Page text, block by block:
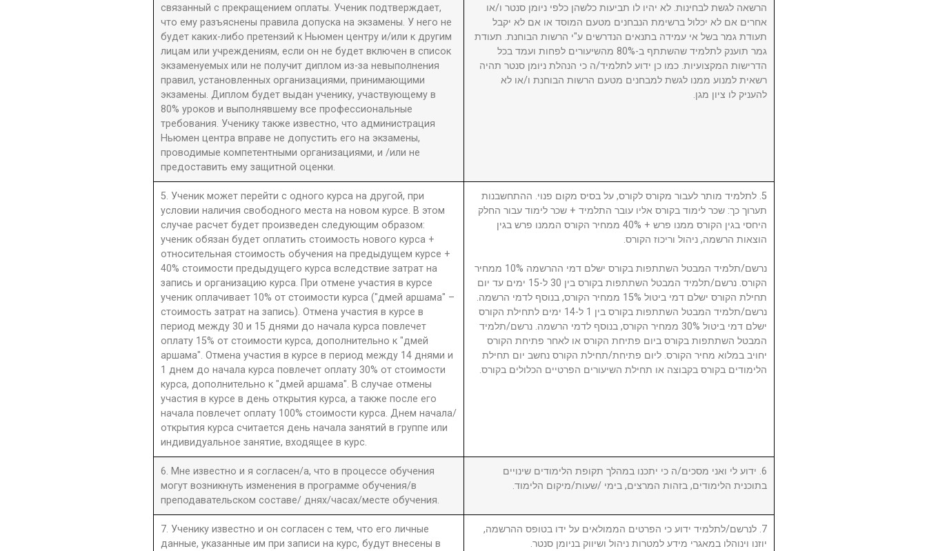
связанный с прекращением оплаты. Ученик подтверждает,
что ему разъяснены правила допуска на экзамены. У него не
будет каких-либо претензий к Ньюмен центру и/или к другим
лицам или учреждениям, если он не будет включен в список
экзаменуемых или не получит диплом из-за невыполнения
правил, установленных организациями, принимающими
экзамены. Диплом будет выдан ученику, участвующему в
80% уроков и выполнявшему все профессиональные
требования. Ученику также известно, что администрация
Ньюмен центра вправе не допустить его на экзамены,
проводимые компетентными организациями, и /или не
предоставить ему защитной оценки.
הרשאה לגשת לבחינות. לא יהיו לו תביעות כלשהן כלפי ניומן סנטר ו/או
אחרים אם לא יכלול ברשימת הנבחנים מטעם המוסד או אם לא יקבל
תעודת גמר בשל אי עמידה בתנאים הנדרשים ע"י הרשות הבוחנת. תעודת
גמר תוענק לתלמיד שהשתתף ב-80% מהשיעורים לפחות ועמד בכל
הדרישות המקצועיות. כמו כן ידוע לתלמיד/ה כי הנהלת ניומן סנטר תהיה
רשאית למנוע ממנו לגשת למבחנים מטעם הרשות הבוחנת ו/או לא
להעניק לו ציון מגן.
5. Ученик может перейти с одного курса на другой, при
условии наличия свободного места на новом курсе. В этом
случае расчет будет произведен следующим образом:
ученик обязан будет оплатить стоимость нового курса +
относительная стоимость обучения на предыдущем курсе +
40% стоимости предыдущего курса вследствие затрат на
запись и организацию курса. При отмене участия в курсе
ученик оплачивает 10% от стоимости курса ("дмей аршама" –
стоимость затрат на запись). Отмена участия в курсе в
период между 30 и 15 днями до начала курса повлечет
оплату 15% от стоимости курса, дополнительно к "дмей
аршама". Отмена участия в курсе в период между 14 днями и
1 днем до начала курса повлечет оплату 30% от стоимости
курса, дополнительно к "дмей аршама". В случае отмены
участия в курсе в день открытия курса, а также после его
начала повлечет оплату 100% стоимости курса. Днем начала/
открытия курса считается день начала занятий в группе или
индивидуальное занятие, входящее в курс.
5. לתלמיד מותר לעבור מקורס לקורס, על בסיס מקום פנוי. ההתחשבנות
תערוך כך: שכר לימוד בקורס אליו עובר התלמיד + שכר לימוד עבור החלק
היחסי בגין הקורס ממנו פרש + 40% ממחיר הקורס הממנו פרש בגין
הוצאות הרשמה, ניהול וריכוז הקורס.
נרשם/תלמיד המבטל השתתפות בקורס ישלם דמי ההרשמה 10% ממחיר
הקורס. נרשם/תלמיד המבטל השתתפות בקורס בין 30 ל-15 ימים עד יום
תחילת הקורס ישלם דמי ביטול 15% ממחיר הקורס, בנוסף לדמי הרשמה.
נרשם/תלמיד המבטל השתתפות בקורס בין 1 ל-14 ימים לתחילת הקורס
ישלם דמי ביטול 30% ממחיר הקורס, בנוסף לדמי הרשמה. נרשם/תלמיד
המבטל השתתפות בקורס ביום פתיחת הקורס או לאחר פתיחת הקורס
יחויב במלוא מחיר הקורס. ליום פתיחת/תחילת הקורס נחשב יום תחילת
הלימודים בקורס בקבוצה או תחילת השיעורים הפרטיים הכלולים בקורס.
6. Мне известно и я согласен/а, что в процессе обучения
могут возникнуть изменения в программе обучения/в
преподавательском составе/ днях/часах/месте обучения.
6. ידוע לי ואני מסכים/ה כי יתכנו במהלך תקופת הלימודים שינויים
בתוכנית הלימודים, בזהות המרצים, בימי /שעות/מיקום הלימוד.
7. Ученику известно и он согласен с тем, что его личные
данные, указанные им при записи на курс, будут внесены в
7. לנרשם/לתלמיד ידוע כי הפרטים הממולאים על ידו בטופס ההרשמה,
יוזנו וינוהלו במאגרי מידע למטרות ניהול ושיווק בניומן סנטר.